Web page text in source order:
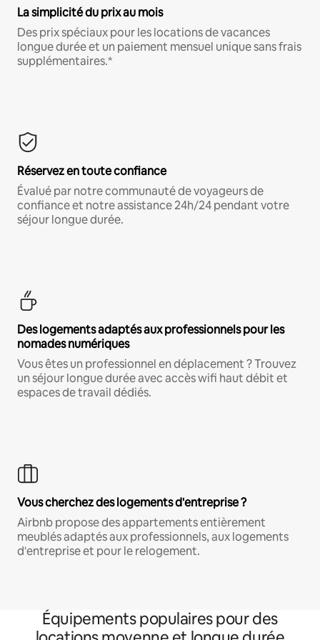
La simplicité du prix au mois
Des prix spéciaux pour les locations de vacances
longue durée et un paiement mensuel unique sans frais
supplémentaires.*
Réservez en toute confiance
Évalué par notre communauté de voyageurs de
confiance et notre assistance 24h/24 pendant votre
séjour longue durée.
Des logements adaptés aux professionnels pour les
nomades numériques
Vous êtes un professionnel en déplacement ? Trouvez
un séjour longue durée avec accès wifi haut débit et
espaces de travail dédiés.
Vous cherchez des logements d'entreprise ?
Airbnb propose des appartements entièrement
meublés adaptés aux professionnels, aux logements
d'entreprise et pour le relogement.
Équipements populaires pour des